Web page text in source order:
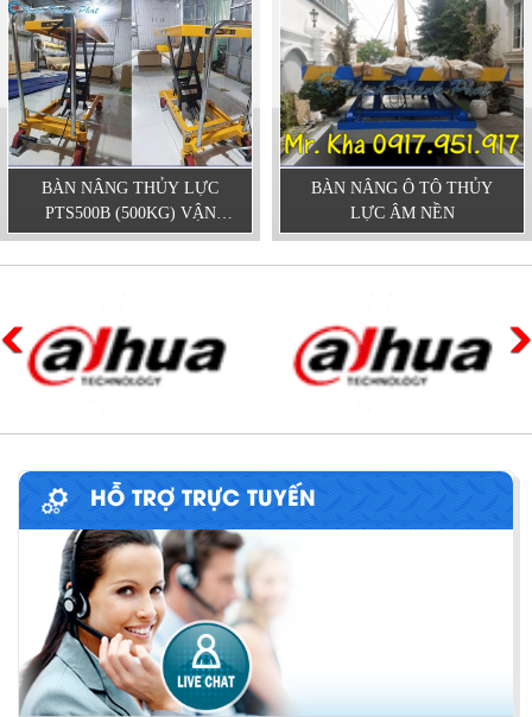
BÀN NÂNG THỦY LỰC
PTS500B (500KG) VẬN
HÀNH BẰNG CƠ
BÀN NÂNG Ô TÔ THỦY
LỰC ÂM NỀN
HỖ TRỢ TRỰC TUYẾN